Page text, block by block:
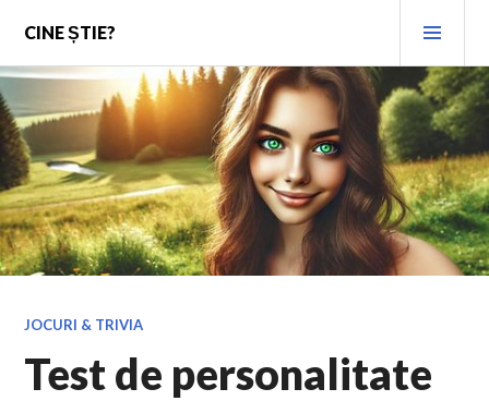
content
CINE ȘTIE?
JOCURI & TRIVIA
Test de personalitate